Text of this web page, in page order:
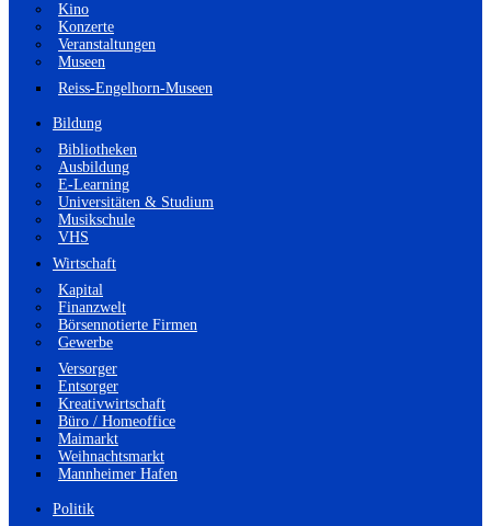
Kino
Konzerte
Veranstaltungen
Museen
Reiss-Engelhorn-Museen
Bildung
Bibliotheken
Ausbildung
E-Learning
Universitäten & Studium
Musikschule
VHS
Wirtschaft
Kapital
Finanzwelt
Börsennotierte Firmen
Gewerbe
Versorger
Entsorger
Kreativwirtschaft
Büro / Homeoffice
Maimarkt
Weihnachtsmarkt
Mannheimer Hafen
Politik